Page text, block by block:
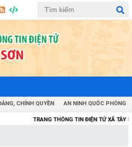
CHÍNH QUYỀN AN NINH QUỐC PHÒNG
TRANG THÔNG TIN ĐIỆN TỬ XÃ TÂY SƠN